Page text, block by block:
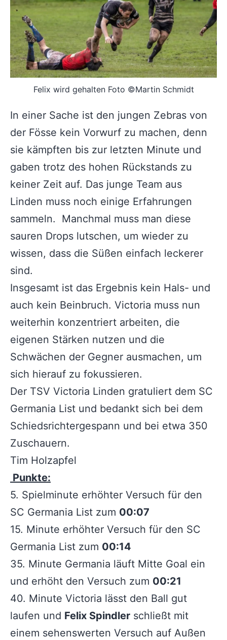
Felix wird gehalten Foto ©Martin Schmidt
In einer Sache ist den jungen Zebras von
der Fösse kein Vorwurf zu machen, denn
sie kämpften bis zur letzten Minute und
gaben trotz des hohen Rückstands zu
keiner Zeit auf. Das junge Team aus
Linden muss noch einige Erfahrungen
sammeln. Manchmal muss man diese
sauren Drops lutschen, um wieder zu
wissen, dass die Süßen einfach leckerer
sind.
Insgesamt ist das Ergebnis kein Hals- und
auch kein Beinbruch. Victoria muss nun
weiterhin konzentriert arbeiten, die
eigenen Stärken nutzen und die
Schwächen der Gegner ausmachen, um
sich hierauf zu fokussieren.
Der TSV Victoria Linden gratuliert dem SC
Germania List und bedankt sich bei dem
Schiedsrichtergespann und bei etwa 350
Zuschauern.
Tim Holzapfel
Punkte:
5. Spielminute erhöhter Versuch für den
SC Germania List zum 00:07
15. Minute erhöhter Versuch für den SC
Germania List zum 00:14
35. Minute Germania läuft Mitte Goal ein
und erhöht den Versuch zum 00:21
40. Minute Victoria lässt den Ball gut
laufen und Felix Spindler schließt mit
einem sehenswerten Versuch auf Außen